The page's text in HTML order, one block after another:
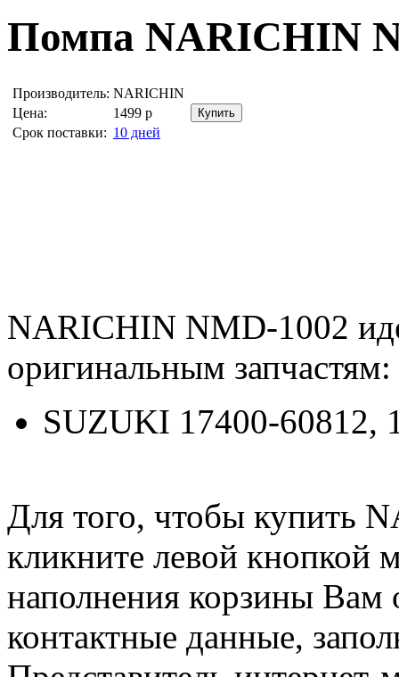
Помпа NARICHIN
Производитель: NARICHIN
Цена:
1499 р
Срок поставки: 10 дней
NARICHIN NMD-1002
оригинальным запчастям:
SUZUKI 17400-60812,
Для того, чтобы купить
кликните левой
наполнения корзины Вам
контактные данные,